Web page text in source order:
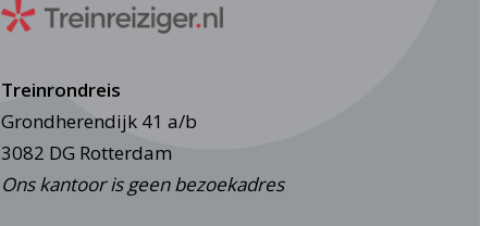
Treinrondreis
Grondherendijk 41 a/b
3082 DG Rotterdam
Ons kantoor is geen bezoekadres